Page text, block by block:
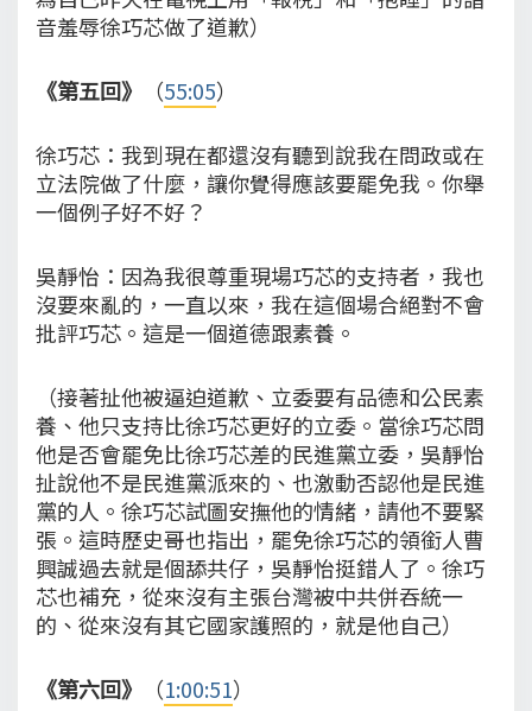
音羞辱徐巧芯做了道歉）
《第五回》 （55:05）
徐巧芯：我到現在都還沒有聽到說我在問政或在
立法院做了什麼，讓你覺得應該要罷免我。你舉
一個例子好不好？
吳靜怡：因為我很尊重現場巧芯的支持者，我也
沒要來亂的，一直以來，我在這個場合絕對不會
批評巧芯。這是一個道德跟素養。
（接著扯他被逼迫道歉、立委要有品德和公民素
養、他只支持比徐巧芯更好的立委。當徐巧芯問
他是否會罷免比徐巧芯差的民進黨立委，吳靜怡
扯說他不是民進黨派來的、也激動否認他是民進
黨的人。徐巧芯試圖安撫他的情緒，請他不要緊
張。這時歷史哥也指出，罷免徐巧芯的領銜人曹
興誠過去就是個舔共仔，吳靜怡挺錯人了。徐巧
芯也補充，從來沒有主張台灣被中共併吞統一
的、從來沒有其它國家護照的，就是他自己）
《第六回》 （1:00:51）